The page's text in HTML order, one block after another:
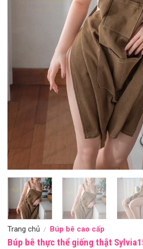
Trang chủ / Búp bê cao cấp
Búp bê thực thể giống thật